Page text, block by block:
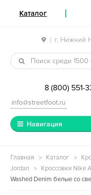
| г. Нижний
Перейти к навигации
Перейти к
8 (800) 551-
info@streetfoot.ru
Навигация
Главная Каталог
Jordan
Кроссовки Nike
Washed Denim белые со
Каталог